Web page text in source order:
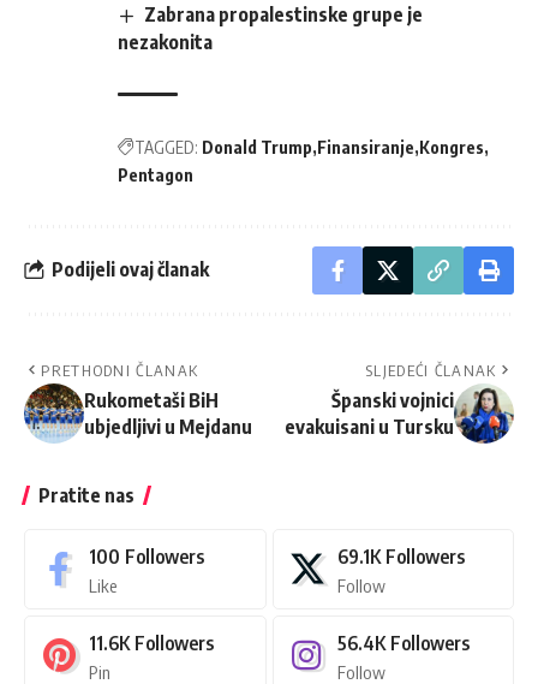
Zabrana propalestinske grupe je
nezakonita
TAGGED: Donald Trump Finansiranje Kongres
Pentagon
Podijeli ovaj članak
PRETHODNI ČLANAK
Rukometaši BiH
ubjedljivi u Mejdanu
SLJEDEĆI ČLANAK
Španski vojnici
evakuisani u Tursku
Pratite nas
100 Followers
Like
69.1K Followers
Follow
11.6K Followers
Pin
56.4K Followers
Follow